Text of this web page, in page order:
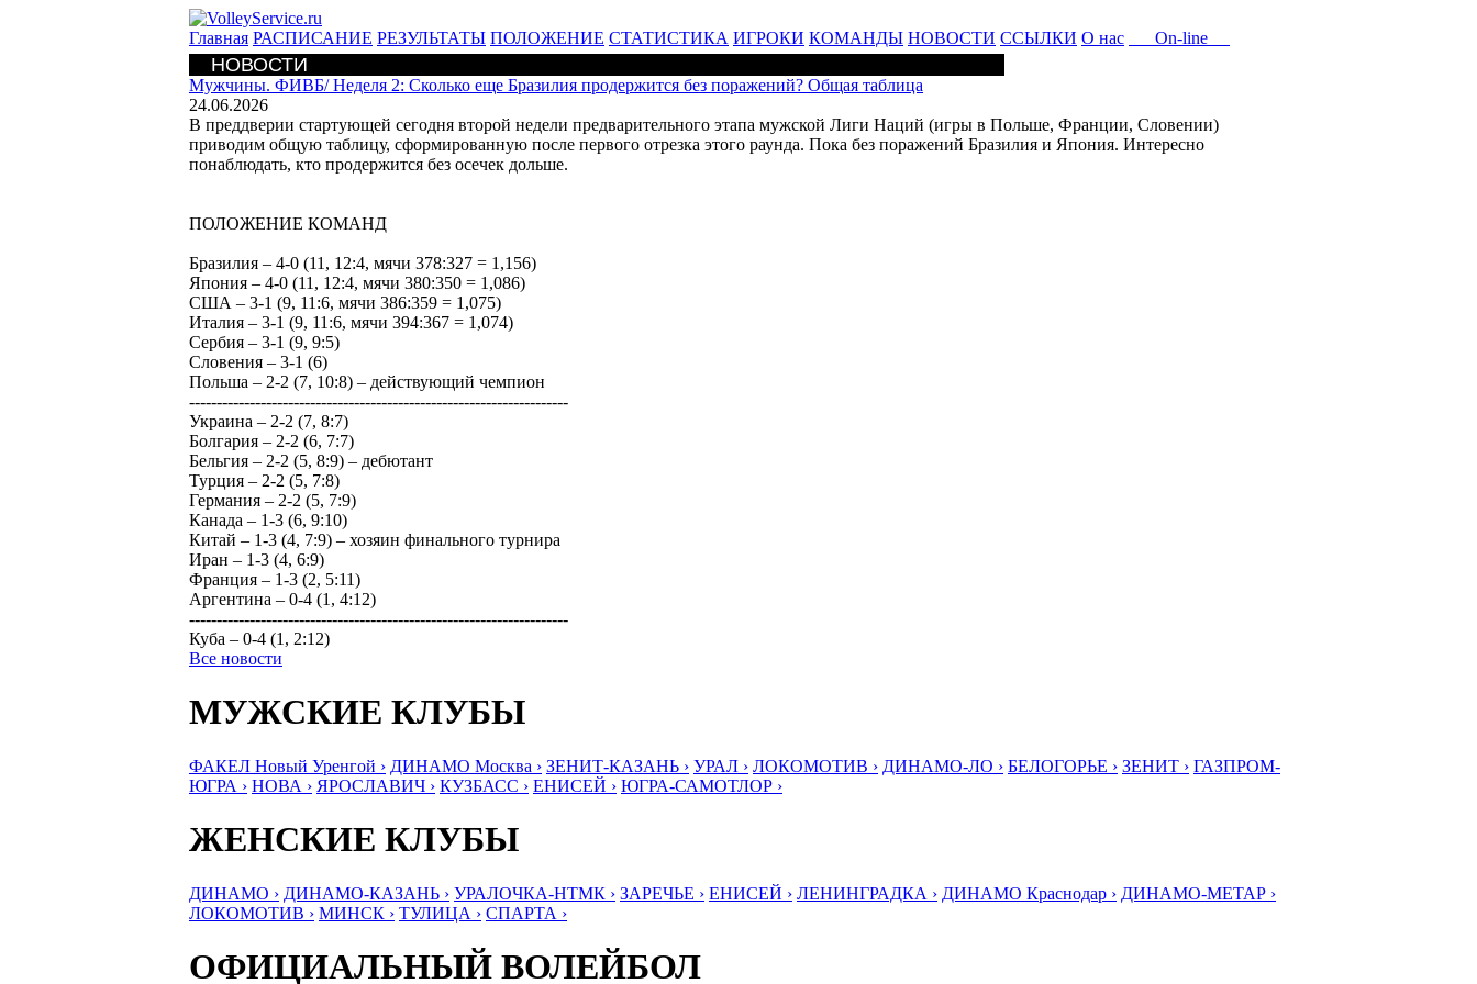
Главная РАСПИСАНИЕ РЕЗУЛЬТАТЫ ПОЛОЖЕНИЕ СТАТИСТИКА ИГРОКИ КОМАНДЫ НОВОСТИ ССЫЛКИ О нас On-line
НОВОСТИ
Мужчины. ФИВБ/Неделя 2: Сколько еще Бразилия продержится без поражений? Общая таблица
24.06.2026
В преддверии стартующей сегодня второй недели предварительного этапа мужской Лиги Наций (игры в Польше, Франции, Словении)
приводим общую таблицу, сформированную после первого отрезка этого раунда. Пока без поражений Бразилия и Япония. Интересно
понаблюдать, кто продержится без осечек дольше.
ПОЛОЖЕНИЕ КОМАНД
Бразилия – 4-0 (11, 12:4, мячи 378:327 = 1,156)
Япония – 4-0 (11, 12:4, мячи 380:350 = 1,086)
США – 3-1 (9, 11:6, мячи 386:359 = 1,075)
Италия – 3-1 (9, 11:6, мячи 394:367 = 1,074)
Сербия – 3-1 (9, 9:5)
Словения – 3-1 (6)
Польша – 2-2 (7, 10:8) – действующий чемпион
---------------------------------------------------------------------
Украина – 2-2 (7, 8:7)
Болгария – 2-2 (6, 7:7)
Бельгия – 2-2 (5, 8:9) – дебютант
Турция – 2-2 (5, 7:8)
Германия – 2-2 (5, 7:9)
Канада – 1-3 (6, 9:10)
Китай – 1-3 (4, 7:9) – хозяин финального турнира
Иран – 1-3 (4, 6:9)
Франция – 1-3 (2, 5:11)
Аргентина – 0-4 (1, 4:12)
---------------------------------------------------------------------
Куба – 0-4 (1, 2:12)
Все новости
МУЖСКИЕ КЛУБЫ
ФАКЕЛ Новый Уренгой › ДИНАМО Москва › ЗЕНИТ-КАЗАНЬ › УРАЛ › ЛОКОМОТИВ › ДИНАМО-ЛО › БЕЛОГОРЬЕ › ЗЕНИТ › ГАЗПРОМ-
ЮГРА › НОВА › ЯРОСЛАВИЧ › КУЗБАСС › ЕНИСЕЙ › ЮГРА-САМОТЛОР ›
ЖЕНСКИЕ КЛУБЫ
ДИНАМО › ДИНАМО-КАЗАНЬ › УРАЛОЧКА-НТМК › ЗАРЕЧЬЕ › ЕНИСЕЙ › ЛЕНИНГРАДКА › ДИНАМО Краснодар › ДИНАМО-МЕТАР ›
ЛОКОМОТИВ › МИНСК › ТУЛИЦА › СПАРТА ›
ОФИЦИАЛЬНЫЙ ВОЛЕЙБОЛ